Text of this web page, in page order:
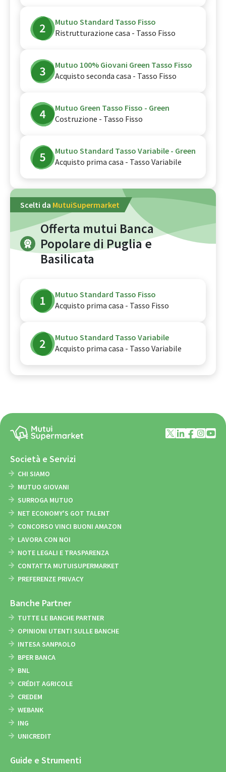
Mutuo Standard Tasso Fisso
Ristrutturazione casa - Tasso Fisso
Mutuo 100% Giovani Green Tasso Fisso
Acquisto seconda casa - Tasso Fisso
Mutuo Green Tasso Fisso - Green
Costruzione - Tasso Fisso
Mutuo Standard Tasso Variabile - Green
Acquisto prima casa - Tasso Variabile
Scelti da MutuiSupermarket
Offerta mutui Banca
Popolare di Puglia e
Basilicata
Mutuo Standard Tasso Fisso
Acquisto prima casa - Tasso Fisso
Mutuo Standard Tasso Variabile
Acquisto prima casa - Tasso Variabile
Società e Servizi
CHI SIAMO
MUTUO GIOVANI
SURROGA MUTUO
NET ECONOMY'S GOT TALENT
CONCORSO VINCI BUONI AMAZON
LAVORA CON NOI
NOTE LEGALI E TRASPARENZA
CONTATTA MUTUISUPERMARKET
PREFERENZE PRIVACY
Banche Partner
TUTTE LE BANCHE PARTNER
OPINIONI UTENTI SULLE BANCHE
INTESA SANPAOLO
BPER BANCA
BNL
CRÉDIT AGRICOLE
CREDEM
WEBANK
ING
UNICREDIT
Guide e Strumenti